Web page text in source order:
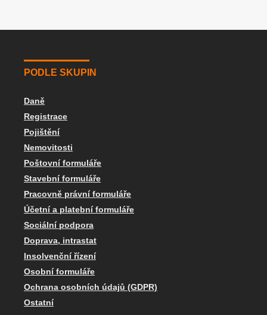
PODLE SKUPIN
Daně
Registrace
Pojištění
Nemovitosti
Poštovní formuláře
Stavební formuláře
Pracovně právní formuláře
Účetní a platební formuláře
Sociální podpora
Doprava, intrastat
Insolvenční řízení
Osobní formuláře
Ochrana osobních údajů (GDPR)
Ostatní